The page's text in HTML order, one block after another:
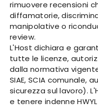
rimuovere recensioni
diffamatorie,
manipolative o
review.
L'Host dichiara e
tutte le licenze,
dalla normativa
SIAE, SCIA comunale,
sicurezza sul lavoro).
e tenere indenne